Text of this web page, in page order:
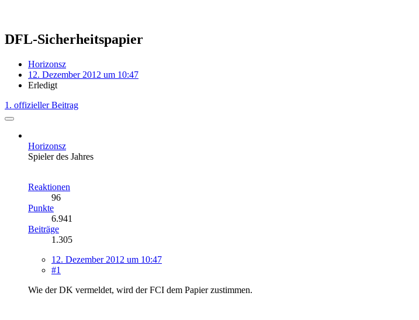
DFL-Sicherheitspapier
Horizonsz
12. Dezember 2012 um 10:47
Erledigt
1. offizieller Beitrag
Horizonsz
Spieler des Jahres
Reaktionen
96
Punkte
6.941
Beiträge
1.305
12. Dezember 2012 um 10:47
#1
Wie der DK vermeldet, wird der FCI dem Papier zustimmen.